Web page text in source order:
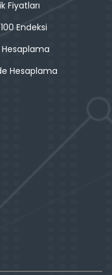
Fiyatları
Endeksi
Hesaplama
Hesaplama